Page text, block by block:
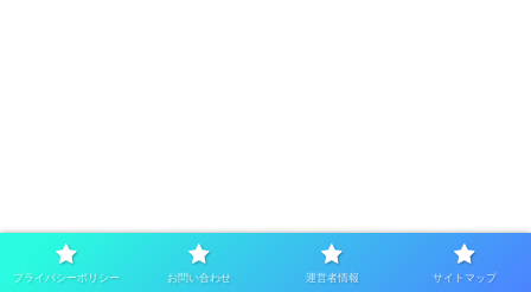
プライバシーポリシー お問い合わせ 運営者情報 サイトマップ